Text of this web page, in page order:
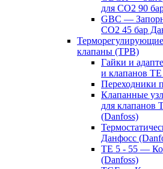
для CO2 90
GBC —
CO2 45 бар
клапаны (ТРВ)
Гайки и
и клапанов
Переходники
Клапанные
для клапанов
(Danfoss)
Данфосс
TE 5 - 55 —
(Danfoss)